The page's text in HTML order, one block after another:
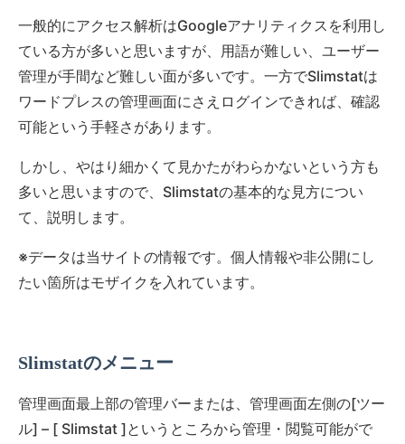
一般的にアクセス解析はGoogleアナリティクスを利用し
ている方が多いと思いますが、用語が難しい、ユーザー
管理が手間など難しい面が多いです。一方でSlimstatは
ワードプレスの管理画面にさえログインできれば、確認
可能という手軽さがあります。
しかし、やはり細かくて見かたがわらかないという方も
多いと思いますので、Slimstatの基本的な見方につい
て、説明します。
※データは当サイトの情報です。個人情報や非公開にし
たい箇所はモザイクを入れています。
Slimstatのメニュー
管理画面最上部の管理バーまたは、管理画面左側の[ツー
ル] – [ Slimstat ]というところから管理・閲覧可能がで